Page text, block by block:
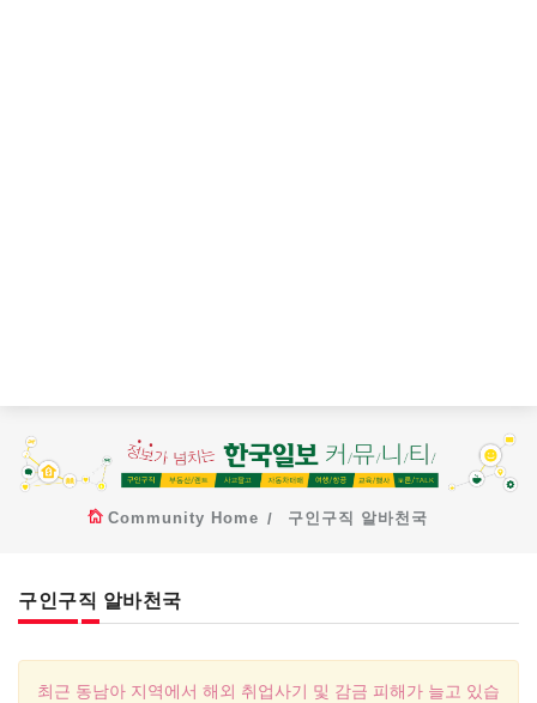
Community Home 구인구직 알바천국
구인구직 알바천국
최근 동남아 지역에서 해외 취업사기 및 감금 피해가 늘고 있습